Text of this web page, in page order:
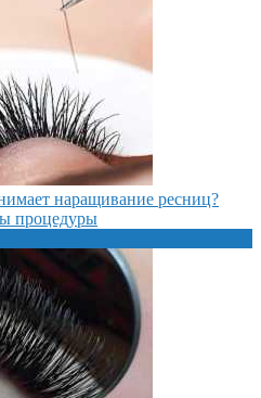
наращивание ресниц?
процедуры